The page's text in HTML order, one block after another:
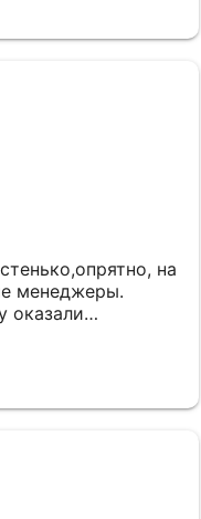
на
менеджеры.
оказали
придем еще.